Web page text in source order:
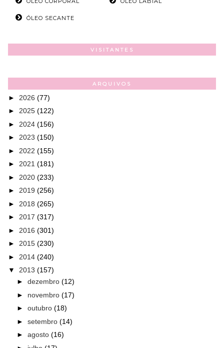
ÓLEO SECANTE
VISITANTES
ARQUIVOS
► 2026 (77)
► 2025 (122)
► 2024 (156)
► 2023 (150)
► 2022 (155)
► 2021 (181)
► 2020 (233)
► 2019 (256)
► 2018 (265)
► 2017 (317)
► 2016 (301)
► 2015 (230)
► 2014 (240)
▼ 2013 (157)
► dezembro (12)
► novembro (17)
► outubro (18)
► setembro (14)
► agosto (16)